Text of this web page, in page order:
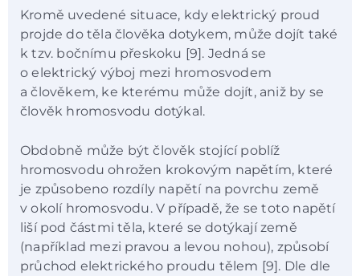
Kromě uvedené situace, kdy elektrický proud
projde do těla člověka dotykem, může dojít také
k tzv. bočnímu přeskoku [9]. Jedná se
o elektrický výboj mezi hromosvodem
a člověkem, ke kterému může dojít, aniž by se
člověk hromosvodu dotýkal.
Obdobně může být člověk stojící poblíž
hromosvodu ohrožen krokovým napětím, které
je způsobeno rozdíly napětí na povrchu země
v okolí hromosvodu. V případě, že se toto napětí
liší pod částmi těla, které se dotýkají země
(například mezi pravou a levou nohou), způsobí
průchod elektrického proudu tělem [9]. Dle dle